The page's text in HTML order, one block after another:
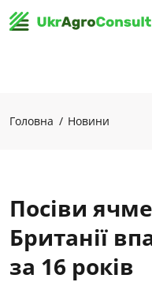
Головна Новини
Посіви
Британії
за 16 років